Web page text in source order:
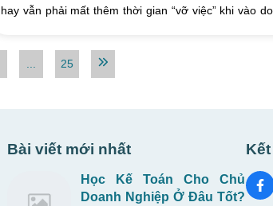
hay vẫn phải mất thêm thời gian “vỡ việc” khi vào
25
Bài viết mới nhất
Học Kế Toán Cho Chủ
Doanh Nghiệp Ở Đâu Tốt?